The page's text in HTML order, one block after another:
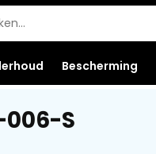
Bescherming
S